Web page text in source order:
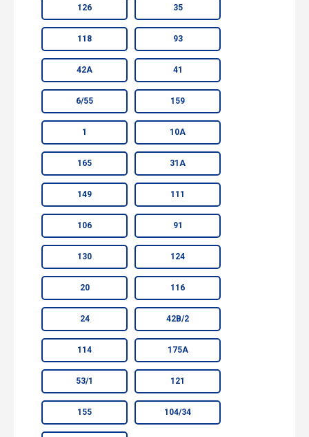
126 35
118 93
42А 41
6/55 159
1 10А
165 31А
149 111
106 91
130 124
20 116
24 42В/2
114 175А
53/1 121
155 104/34